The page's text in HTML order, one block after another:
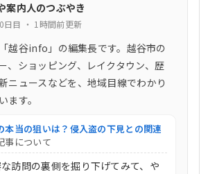
案内人のつぶやき
日目 ・ 1時間前更新
越谷info」の編集長です。越谷市の
、ショッピング、レイクタウン、歴
ニュースなどを、地域目線でわかり
ます。
本当の狙いは？侵入盗の下見との関連
事について
訪問の裏側を掘り下げてみて、や